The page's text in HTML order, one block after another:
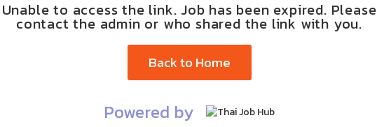
Unable to access the link. Job has been expired. Please
contact the admin or who shared the link with you.
Back to Home
Powered by